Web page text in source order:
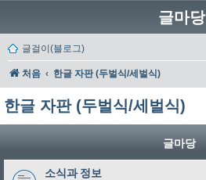
글마당
글걸이(블로그)
처음 한글 자판 (두벌식/세벌식)
한글 자판 (두벌식/세벌식)
글마당
소식과 정보